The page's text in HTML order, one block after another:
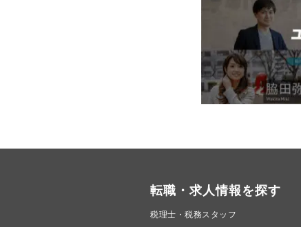
転職・求人情報を探す
税理士・税務スタッフ